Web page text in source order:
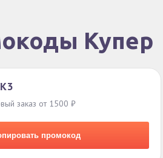
Купер
заказ от 1500 ₽
Копировать промокод